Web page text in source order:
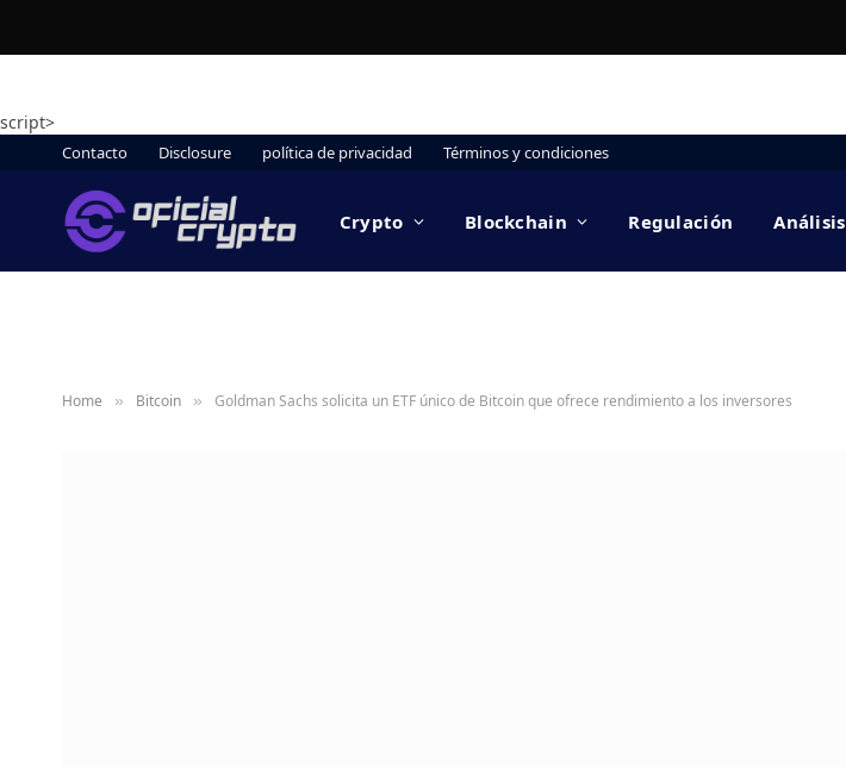
script>
Contacto Disclosure política de privacidad Términos y condiciones
Crypto Blockchain Regulación Análisis
Home » Bitcoin » Goldman Sachs solicita un ETF único de Bitcoin que ofrece rendimiento a los inversores